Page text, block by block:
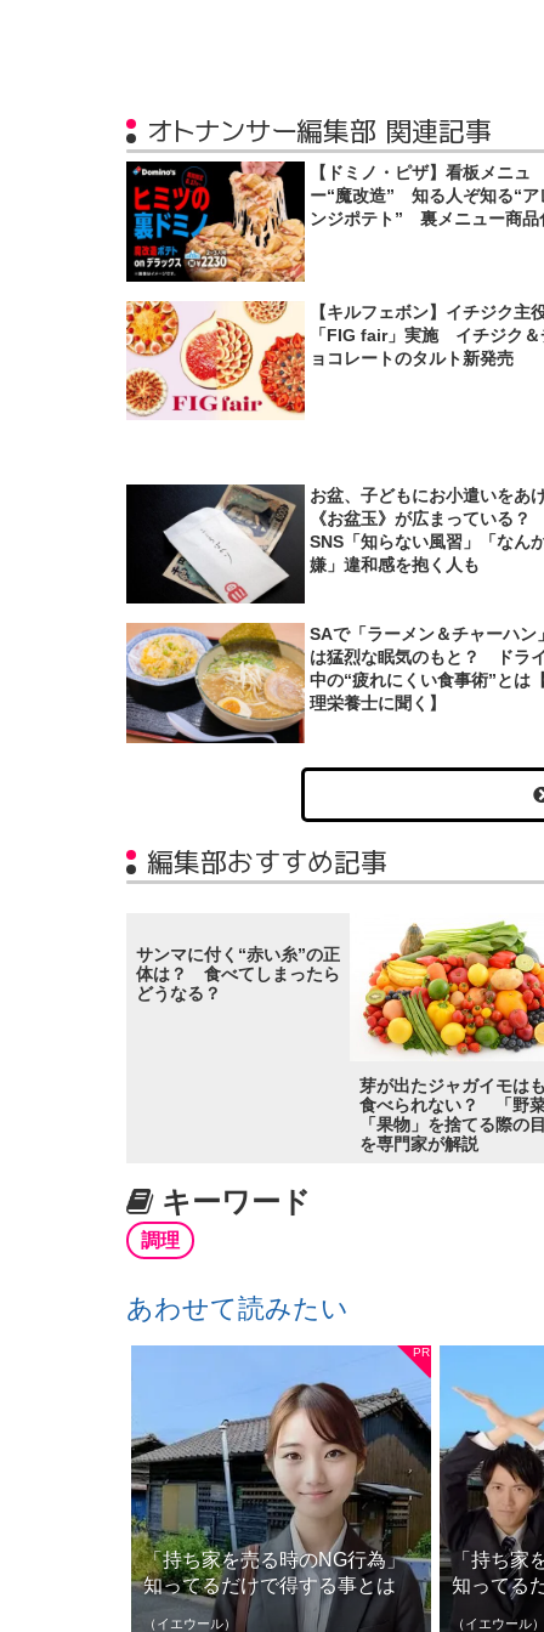
オトナンサー編集部 関連記事
【ドミノ・ピザ】看板メニュ
ー“魔改造” 知る人ぞ知る“ア
ンジポテト” 裏メニュー商品
【キルフェボン】イチジク主
「FIG fair」実施 イチジク＆
ョコレートのタルト新発売
お盆、子どもにお小遣いをあ
《お盆玉》が広まっている
SNS「知らない風習」「なん
嫌」違和感を抱く人も
SAで「ラーメン＆チャーハン
は猛烈な眠気のもと？ ドラ
中の“疲れにくい食事術”とは
理栄養士に聞く】
編集部おすすめ記事
サンマに付く“赤い糸”の正
体は？ 食べてしまったら
どうなる？
芽が出たジャガイモは
食べられない？ 「野
「果物」を捨てる際の
を専門家が解説
キーワード
調理
あわせて読みたい
「持ち家を売る時のNG行為」
知ってるだけで得する事とは
（イエウール）
「持ち家
知ってる
（イエウール